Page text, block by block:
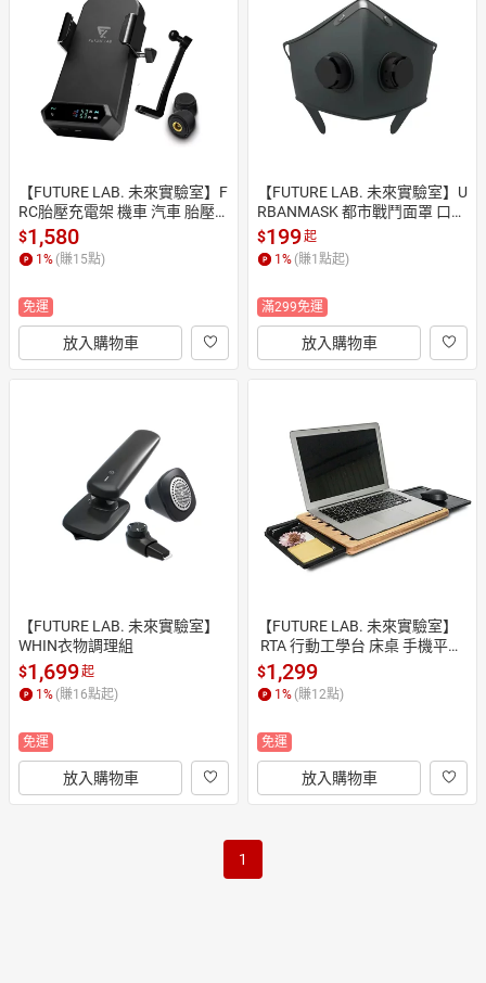
日本購物 電子/紙本書
HOT
【FUTURE LAB. 未來實驗室】F
RC胎壓充電架 機車 汽車 胎壓
偵測 充電架 胎壓 胎溫 輪胎檢測
車用車充
$1,580
1 % (賺15點)
免運
放入購物車
【FUTURE LAB. 未來實驗室】U
RBANMASK 都市戰鬥面罩 口罩
pm2.5 低氧訓練 面罩 氣密式
【JC科
$199起
1 % (賺1 點起)
滿299免運
放入購物車
【FUTURE LAB. 未來實驗室】
WHIN衣物調理組
$1,699起
1% (賺16點起)
免運
放入購物車
【FUTURE LAB. 未來實驗室】
RTA 行動工學台 床桌 手機平板
支架  追劇神器 辦公桌【JC科
技】
$1,299
1% (賺12點)
免運
放入購物車
1